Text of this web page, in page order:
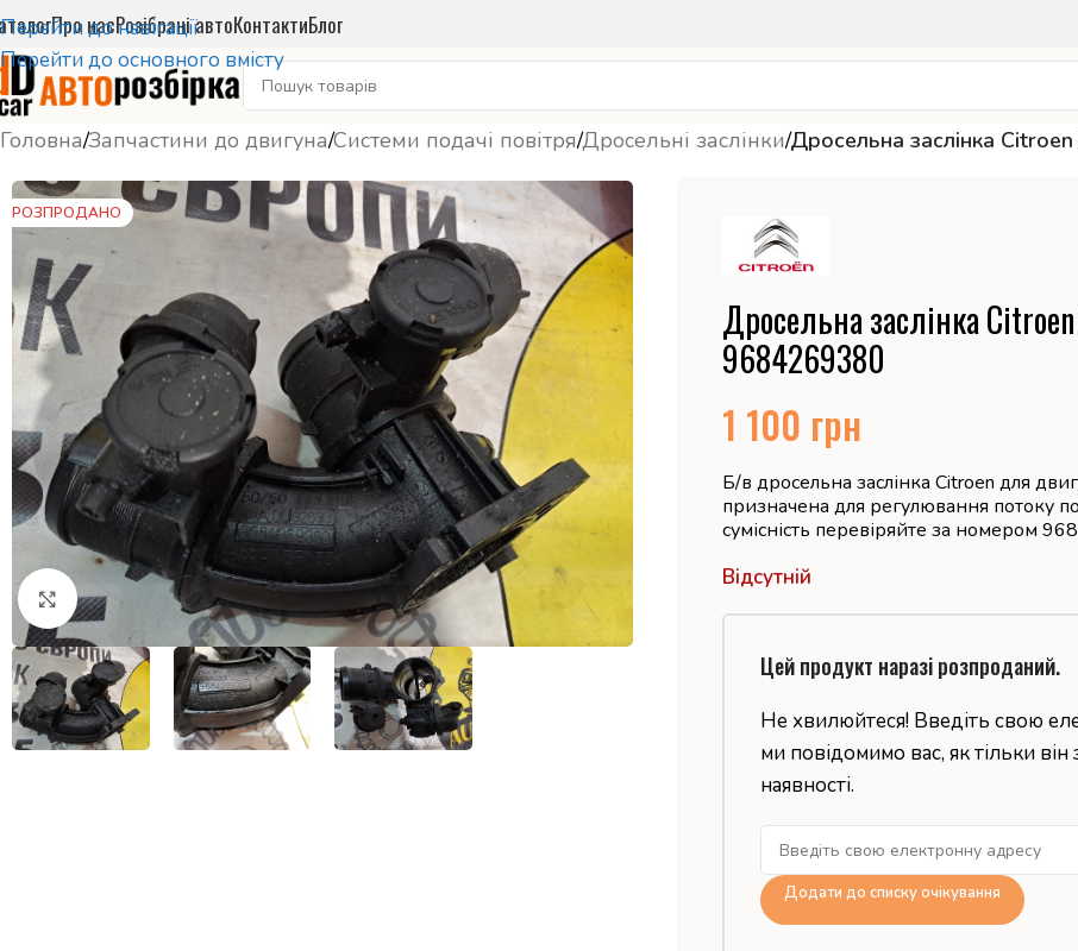
Перейти до навігації
Перейти до основного вмісту
Про насРозібрані автоКонтактиБлог
Головна/Запчастини до двигуна/Системи подачі повітря/Дросельні заслінки/Дросельна заслінка
РОЗПРОДАНО
Натисніть, щоб збільшити
Дросельна заслінка
9684269380
1 100 грн
Б/в дросельна заслінка Citroen для
призначена для регулювання потоку
сумісність перевіряйте за номером
Відсутній
Цей продукт наразі розпроданий.
Не хвилюйтеся! Введіть свою
ми повідомимо вас, як тільки він
наявності.
Додати до списку очікування